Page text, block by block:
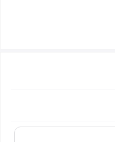
آزادی عمل بیشتر
کنید. دیگر نگران